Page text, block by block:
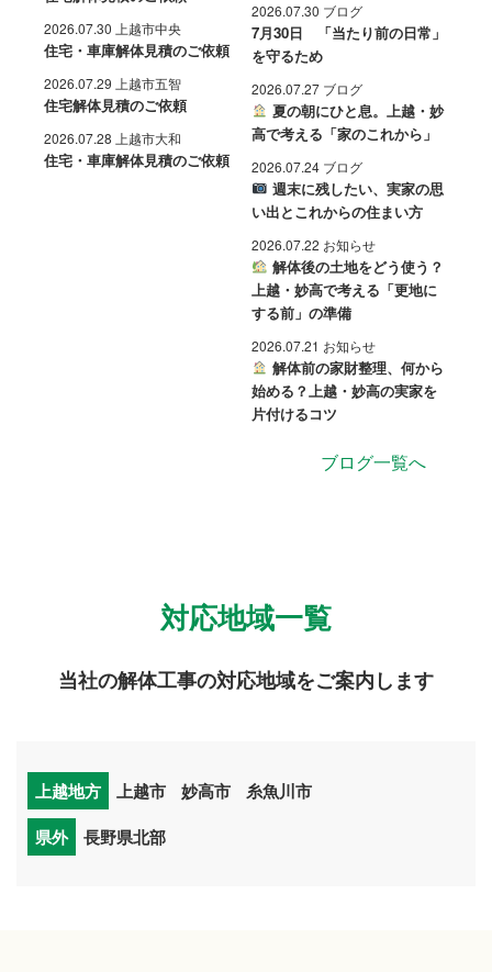
2026.07.30 上越市中央
住宅・車庫解体見積のご依頼
2026.07.29 上越市五智
住宅解体見積のご依頼
2026.07.28 上越市大和
住宅・車庫解体見積のご依頼
2026.07.30 ブログ
7月30日 「当たり前の日常」
を守るため
2026.07.27 ブログ
夏の朝にひと息。上越・妙
高で考える「家のこれから」
2026.07.24 ブログ
週末に残したい、実家の思
い出とこれからの住まい方
2026.07.22 お知らせ
解体後の土地をどう使う？
上越・妙高で考える「更地に
する前」の準備
2026.07.21 お知らせ
解体前の家財整理、何から
始める？上越・妙高の実家を
片付けるコツ
ブログ一覧へ
対応地域一覧
当社の解体工事の対応地域をご案内します
上越地方 上越市 妙高市
糸魚川市
県外
長野県北部